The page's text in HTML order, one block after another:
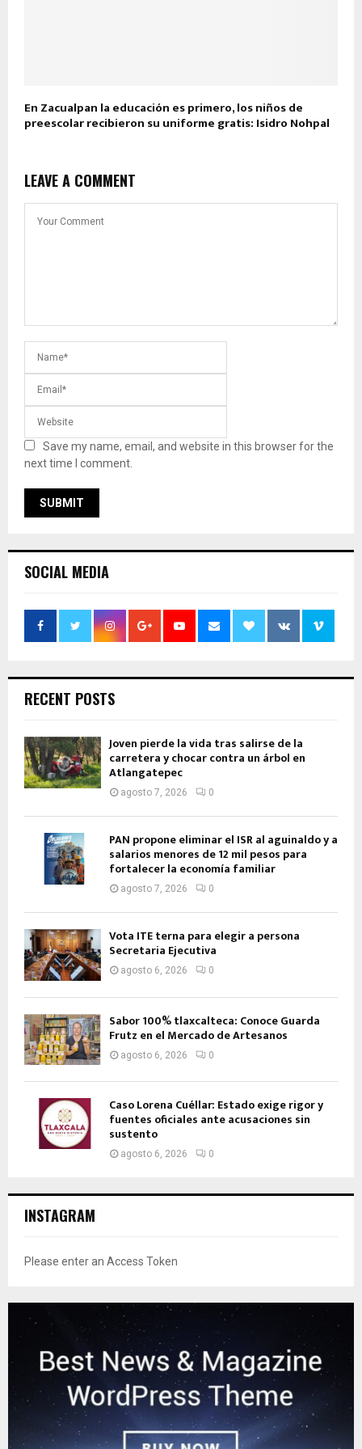
En Zacualpan la educación es primero, los niños de
preescolar recibieron su uniforme gratis: Isidro Nohpal
LEAVE A COMMENT
Save my name, email, and website in this browser for the
next time I comment.
SOCIAL MEDIA
RECENT POSTS
Joven pierde la vida tras salirse de la
carretera y chocar contra un árbol en
Atlangatepec
agosto 7, 2026 0
PAN propone eliminar el ISR al aguinaldo y a
salarios menores de 12 mil pesos para
fortalecer la economía familiar
agosto 7, 2026 0
Vota ITE terna para elegir a persona
Secretaria Ejecutiva
agosto 6, 2026 0
Sabor 100% tlaxcalteca: Conoce Guarda
Frutz en el Mercado de Artesanos
agosto 6, 2026 0
Caso Lorena Cuéllar: Estado exige rigor y
fuentes oficiales ante acusaciones sin
sustento
agosto 6, 2026 0
INSTAGRAM
Please enter an Access Token